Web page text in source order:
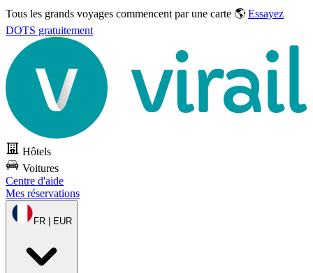
Tous les grands voyages commencent par une carte 🌎 Essayez
DOTS gratuitement
Hôtels
Voitures
Centre d'aide
Mes réservations
FR | EUR